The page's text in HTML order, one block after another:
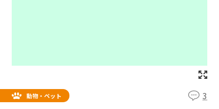
動物・ペット 3